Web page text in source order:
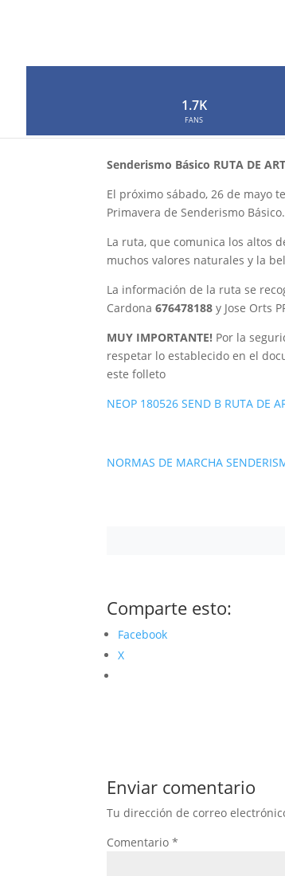
1.7K
FANS
Senderismo
Senderismo Básico RUTA DE
El próximo sábado, 26 de mayo
Primavera de Senderismo Básico.
La ruta, que comunica los altos
muchos valores naturales y la
La información de la ruta se
Cardona676478188 y Jose Orts
MUY IMPORTANTE! Por la
respetar lo establecido en el
este folleto
NEOP 180526 SEND B RUTA DE
NORMAS DE MARCHA
Comparte esto:
Facebook
X
Enviar comentario
Tu dirección de correo
Comentario*